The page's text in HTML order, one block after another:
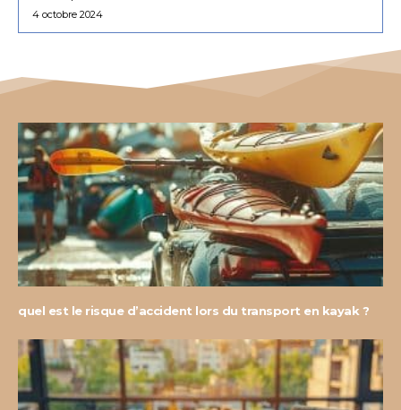
4 octobre 2024
quel est le risque d’accident lors du transport en kayak ?